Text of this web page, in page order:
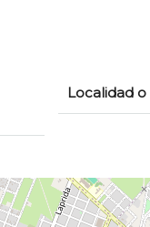
Localidad